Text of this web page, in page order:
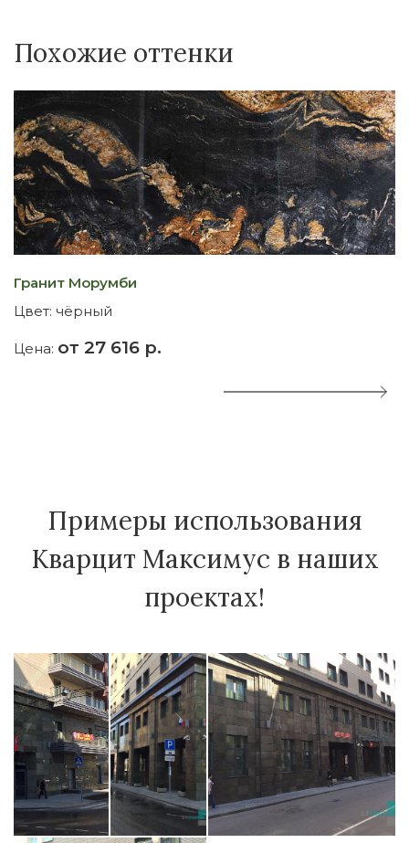
Похожие оттенки
Гранит Морумби
Цвет: чёрный
Цена: от 27 616 р.
Примеры использования
Кварцит Максимус в наших
проектах!